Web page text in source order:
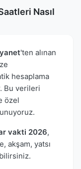
Nasıl
'ten alınan
hesaplama
Bu verileri
özel
vakti 2026,
akşam, yatsı